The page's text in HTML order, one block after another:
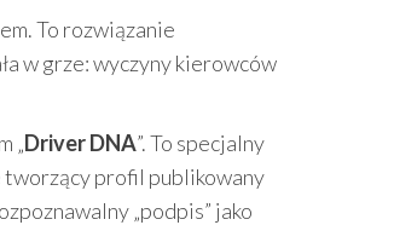
To rozwiązanie
w grze: wyczyny kierowców
„Driver DNA”. To specjalny
tworzący profil publikowany
„podpis” jako